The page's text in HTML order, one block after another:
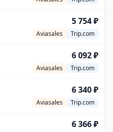
5 754 ₽
Aviasales Trip.com
6 092 ₽
Aviasales Trip.com
6 340 ₽
Aviasales Trip.com
6 366 ₽